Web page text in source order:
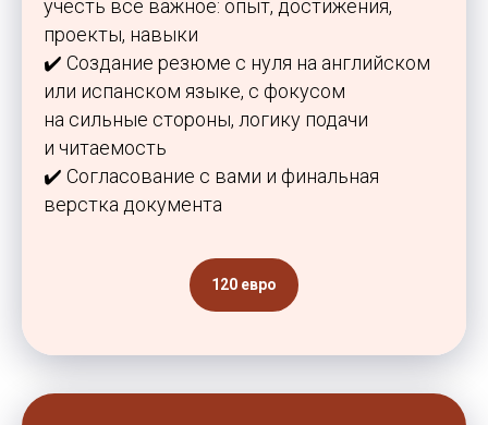
учесть все важное: опыт, достижения,
проекты, навыки
✔️ Создание резюме с нуля на английском
или испанском языке, с фокусом
на сильные стороны, логику подачи
и читаемость
✔️ Согласование с вами и финальная
верстка документа
120 евро
Study Barcelona
Получить стратегию
Программы
Вузы
Высшее образование
Языковые курсы